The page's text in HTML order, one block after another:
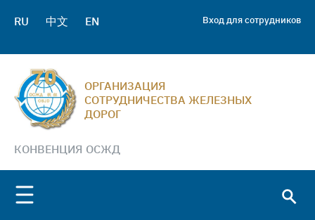
RU 中文 EN Вход для сотрудников
ОРГАНИЗАЦИЯ
СОТРУДНИЧЕСТВА ЖЕЛЕЗНЫХ
ДОРОГ
КОНВЕНЦИЯ ОСЖД